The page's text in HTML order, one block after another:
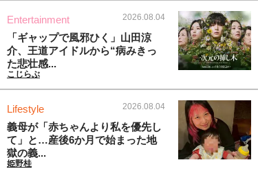
Entertainment 2026.08.04
「ギャップで風邪ひく」山田涼
介、王道アイドルから“病みきっ
た悲壮感...
こじらぶ
Lifestyle 2026.08.04
義母が「赤ちゃんより私を優先し
て」と…産後6か月で始まった地
獄の義...
姫野桂